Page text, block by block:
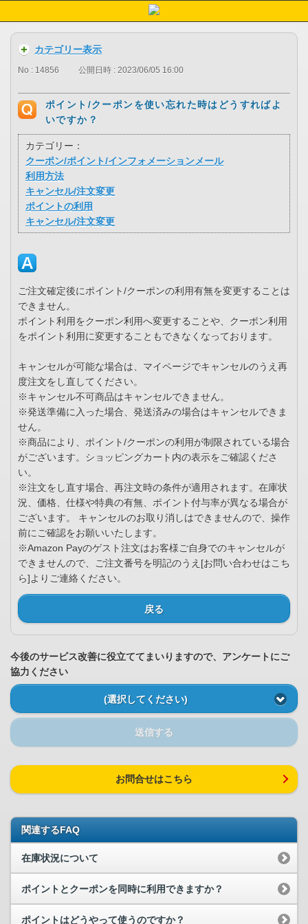
カテゴリー表示
No : 14856 公開日時 : 2023/06/05 16:00
ポイント/クーポンを使い忘れた時はどうすればよ
いですか？
カテゴリー：
クーポン/ポイント/インフォメーションメール
利用方法
キャンセル/注文変更
ポイントの利用
キャンセル/注文変更
ご注文確定後にポイント/クーポンの利用有無を変更することは
できません。
ポイント利用をクーポン利用へ変更することや、クーポン利用
をポイント利用に変更することもできなくなっております。
キャンセルが可能な場合は、マイページでキャンセルのうえ再
度注文をし直してください。
※キャンセル不可商品はキャンセルできません。
※発送準備に入った場合、発送済みの場合はキャンセルできま
せん。
※商品により、ポイント/クーポンの利用が制限されている場合
がございます。ショッピングカート内の表示をご確認くださ
い。
※注文をし直す場合、再注文時の条件が適用されます。在庫状
況、価格、仕様や特典の有無、ポイント付与率が異なる場合が
ございます。 キャンセルのお取り消しはできませんので、操作
前にご確認をお願いいたします。
※Amazon Payのゲスト注文はお客様ご自身でのキャンセルが
できませんので、ご注文番号を明記のうえ[お問い合わせはこち
ら]よりご連絡ください。
戻る
今後のサービス改善に役立ててまいりますので、アンケートにご
協力ください
(選択してください)
送信する
お問合せはこちら
関連するFAQ
在庫状況について
ポイントとクーポンを同時に利用できますか？
ポイントはどうやって使うのですか？